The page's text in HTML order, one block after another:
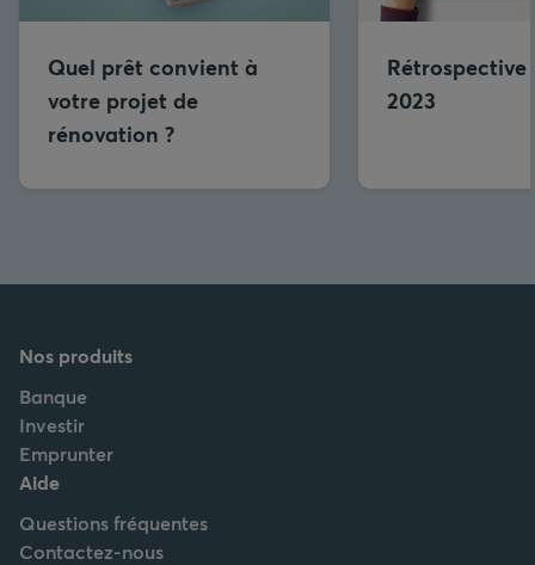
Quel prêt convient à
votre projet de
rénovation ?
Rétrospective
2023
Nos produits
Banque
Investir
Emprunter
Aide
Questions fréquentes
Contactez-nous